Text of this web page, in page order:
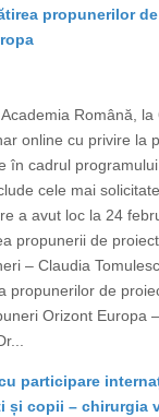
propunerilor
Română,
online cu privire la
în cadrul programului
cele mai
a avut loc la 24
propunerii de
– Claudia
propunerilor de
Orizont Europa
participare
și copii – chirurgia